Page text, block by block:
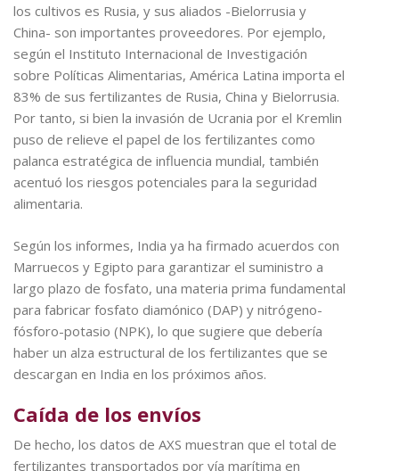
los cultivos es Rusia, y sus aliados -Bielorrusia y
China- son importantes proveedores. Por ejemplo,
según el Instituto Internacional de Investigación
sobre Políticas Alimentarias, América Latina importa el
83% de sus fertilizantes de Rusia, China y Bielorrusia.
Por tanto, si bien la invasión de Ucrania por el Kremlin
puso de relieve el papel de los fertilizantes como
palanca estratégica de influencia mundial, también
acentuó los riesgos potenciales para la seguridad
alimentaria.
Según los informes, India ya ha firmado acuerdos con
Marruecos y Egipto para garantizar el suministro a
largo plazo de fosfato, una materia prima fundamental
para fabricar fosfato diamónico (DAP) y nitrógeno-
fósforo-potasio (NPK), lo que sugiere que debería
haber un alza estructural de los fertilizantes que se
descargan en India en los próximos años.
Caída de los envíos
De hecho, los datos de AXS muestran que el total de
fertilizantes transportados por vía marítima en